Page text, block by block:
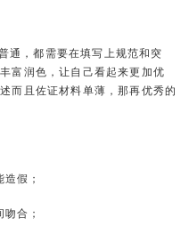
通，都需要在填写上规范和突
富润色，让自己看起来更加优
而且佐证材料单薄，那再优秀的
假；
合；